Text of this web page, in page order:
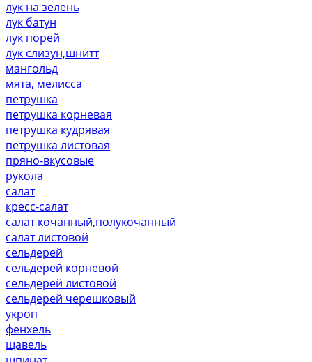
лук на зелень
лук батун
лук порей
лук слизун,шнитт
мангольд
мята, мелисса
петрушка
петрушка корневая
петрушка кудрявая
петрушка листовая
пряно-вкусовые
рукола
салат
кресс-салат
салат кочанный,полукочанный
салат листовой
сельдерей
сельдерей корневой
сельдерей листовой
сельдерей черешковый
укроп
фенхель
щавель